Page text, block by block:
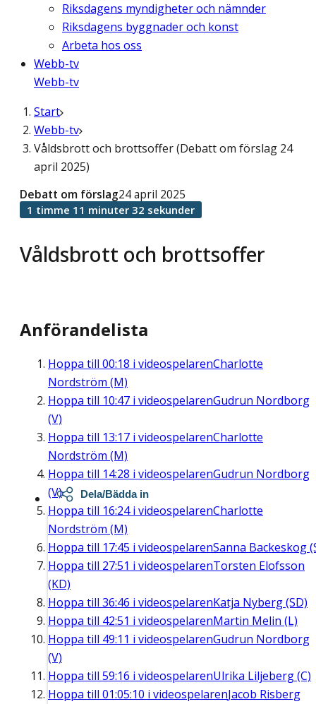
Riksdagens myndigheter och nämnder
Riksdagens byggnader och konst
Arbeta hos oss
Webb-tv
Webb-tv
Start
Webb-tv
Våldsbrott och brottsoffer (Debatt om förslag 24
april 2025)
Våldsbrott och brottsoffer
Debatt om förslag24 april 2025
1 timme 11 minuter 32 sekunder
Anförandelista
Hoppa till 00:18 i videospelarenCharlotte
Nordström (M)
Hoppa till 10:47 i videospelarenGudrun Nordborg
(V)
Hoppa till 13:17 i videospelarenCharlotte
Nordström (M)
Hoppa till 14:28 i videospelarenGudrun Nordborg
(V)
Hoppa till 16:24i videospelarenCharlotte
Nordström (M)
Hoppa till 17:45 i videospelarenSanna Backeskog
Hoppa till 27:51 i videospelarenTorsten Elofsson
(KD)
Hoppa till 36:46 i videospelarenKatja Nyberg (SD)
Hoppa till 42:51 i videospelarenMartin Melin (L)
Hoppa till 49:11 i videospelarenGudrun Nordborg
(V)
Hoppa till 59:16 i videospelarenUlrika Liljeberg (C)
Hoppa till 01:05:10 i videospelarenJacob Risberg
Dela/Bädda in